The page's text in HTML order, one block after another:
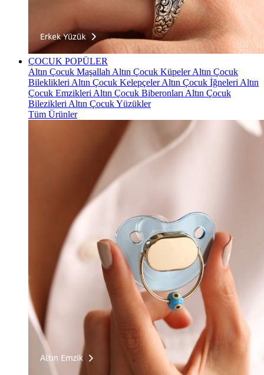
ÇOCUK POPÜLER
Altın Çocuk Maşallah Altın Çocuk KüpelerAltın Çocuk
Bileklikleri Altın Çocuk KelepçelerAltın Çocuk İğneleri Altın
Çocuk Emzikleri Altın Çocuk Biberonları Altın Çocuk
Bilezikleri Altın Çocuk Yüzükler
Tüm Ürünler